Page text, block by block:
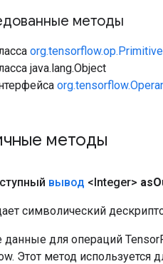
методы
java.lang.Object
методы
вывод <Integer> as
символический
данные для операций
Этот метод используется